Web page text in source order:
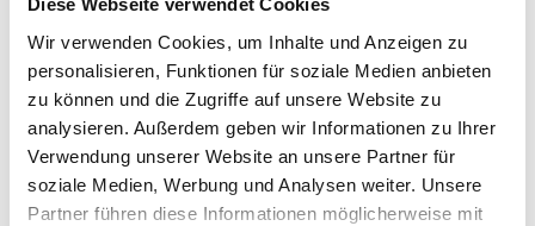
Wir verwenden Cookies, um Inhalte und Anzeigen zu
personalisieren, Funktionen für soziale Medien anbieten
zu können und die Zugriffe auf unsere Website zu
analysieren. Außerdem geben wir Informationen zu Ihrer
Verwendung unserer Website an unsere Partner für
soziale Medien, Werbung und Analysen weiter. Unsere
Partner führen diese Informationen möglicherweise mit
LEBENSMITTELKENNZEICHNUNGEN
€ 20,00
St.